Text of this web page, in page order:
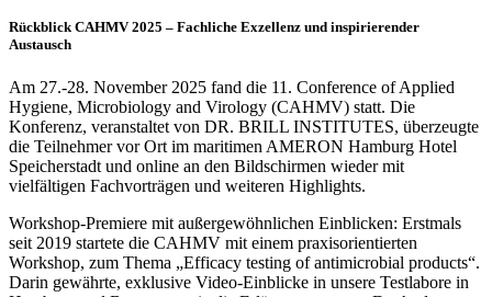
Rückblick CAHMV 2025 – Fachliche Exzellenz und inspirierender
Austausch
Am 27.-28. November 2025 fand die 11. Conference of Applied
Hygiene, Microbiology and Virology (CAHMV) statt. Die
Konferenz, veranstaltet von DR. BRILL INSTITUTES, überzeugte
die Teilnehmer vor Ort im maritimen AMERON Hamburg Hotel
Speicherstadt und online an den Bildschirmen wieder mit
vielfältigen Fachvorträgen und weiteren Highlights.
Workshop-Premiere mit außergewöhnlichen Einblicken: Erstmals
seit 2019 startete die CAHMV mit einem praxisorientierten
Workshop, zum Thema „Efficacy testing of antimicrobial products“.
Darin gewährte, exklusive Video-Einblicke in unsere Testlabore in